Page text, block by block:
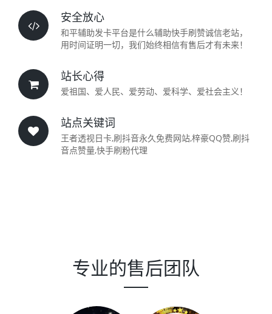
安全放心
和平辅助发卡平台是什么辅助快手刷赞诚信老站，
用时间证明一切，我们始终相信有售后才有未来！
站长心得
爱祖国、爱人民、爱劳动、爱科学、爱社会主义！
站点关键词
王者透视日卡,刷抖音永久免费网站,梓豪QQ赞,刷抖
音点赞量,快手刷粉代理
专业的售后团队